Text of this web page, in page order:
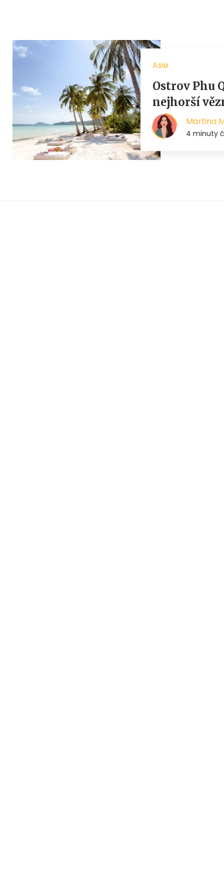
Asie
Ostrov Phu
nejhorší
Martina
4 minuty